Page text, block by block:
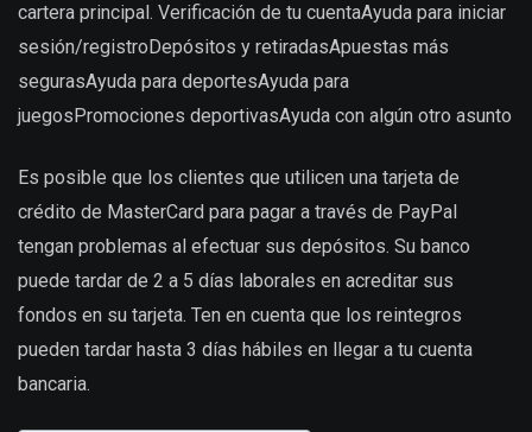
cartera principal. Verificación de tu cuentaAyuda para iniciar
sesión/registroDepósitos y retiradasApuestas más
segurasAyuda para deportesAyuda para
juegosPromociones deportivasAyuda con algún otro asunto
Es posible que los clientes que utilicen una tarjeta de
crédito de MasterCard para pagar a través de PayPal
tengan problemas al efectuar sus depósitos. Su banco
puede tardar de 2 a 5 días laborales en acreditar sus
fondos en su tarjeta. Ten en cuenta que los reintegros
pueden tardar hasta 3 días hábiles en llegar a tu cuenta
bancaria.